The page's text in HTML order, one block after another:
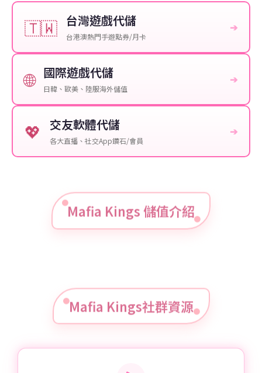
🇹🇼 台灣遊戲代儲
台港澳熱門手遊點券/月卡
➔
🌐 國際遊戲代儲
日韓、歐美、陸服海外儲值
➔
💖 交友軟體代儲
各大直播、社交App鑽石/會員
➔
Mafia Kings 儲值介紹
Mafia Kings社群資源